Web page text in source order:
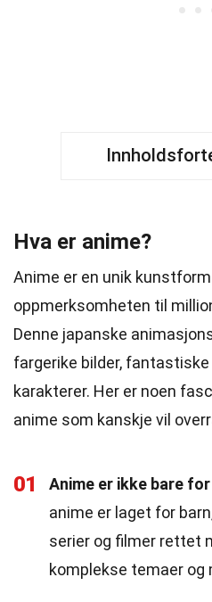
Hva er anime?
Anime er en unik
oppmerksomheten til
Denne japanske
fargerike bilder,
karakterer. Her er noen
anime som kanskje vil
01 Anime er ikke bare
anime er laget for
serier og filmer rettet
komplekse temaer og